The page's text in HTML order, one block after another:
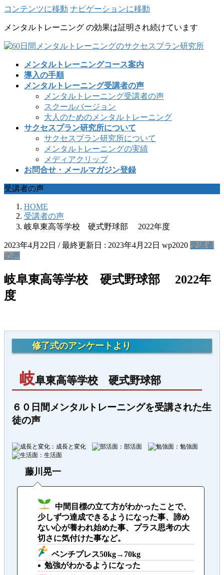
コンテンツに移動 ナビゲーションに移動
メンタルトレーニング の効果は証明され続けています
メンタルトレーニングコース案内
導入の手順
メンタルトレーニング受講者の声
メンタルトレーニング受講者の声
スクールバージョン
大人のためのメンタルトレーニング
サクセスプラン研究所について
サクセスプラン研究所について
メンタルトレーニングの実績
メディアクリップ
お問合せ・メールマガジン登録
受講者の声
HOME
受講者の声
岐阜東高等学校 硬式野球部 2022年度
2023年4月22日 / 最終更新日 : 2023年4月22日 wp2020 受講者
の声
岐阜東高等学校 硬式野球部 2022年
度
修了式のアンケートより
岐阜東高等学校 硬式野球部
６０日間メンタルトレーニングを受講された生
徒の声
：成長と変化 ：部活面
：勉強面
：生活面
藤川晃一
中間目標の立て方がわかったことで、
少しずつ達成できるようになった事、諦め
ない心が養われ始めた事、プラス思考の大
切さに気付けた事など。
ベンチプレス50kg→70kg
勉強がわかるようになった